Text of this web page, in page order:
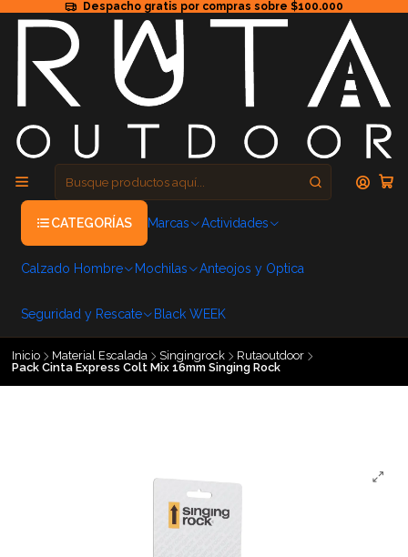
Despacho gratis por compras sobre $100.000
CATEGORÍAS Marcas Actividades
Calzado Hombre Mochilas Anteojos y Optica
Seguridad y Rescate Black WEEK
Inicio Material Escalada Singingrock
Rutaoutdoor
Pack Cinta Express Colt Mix 16mm Singing Rock